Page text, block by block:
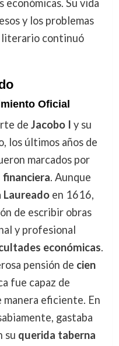
Su vida
y los problemas
literario continuó
Oficial
de Jacobo I y su
los últimos años de
marcados por
. Aunque
Laureadoen 1616,
de escribir obras
y profesional
económicas.
pensión de cien
fue capaz de
manera eficiente. En
gastaba
su querida taberna